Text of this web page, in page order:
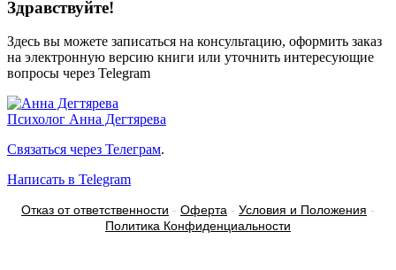
Здравствуйте!
Здесь вы можете записаться на консультацию, оформить заказ
на электронную версию книги или уточнить интересующие
вопросы через Telegram
Психолог Анна Дегтярева
Связаться через Телеграм.
Написать в Telegram
Отказ от ответственности - Оферта - Условия и Положения -
Политика Конфиденциальности